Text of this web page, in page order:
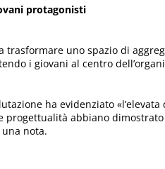
protagonisti
uno spazio di
i giovani al centro
ha evidenziato
progettualità abbiano
nota.